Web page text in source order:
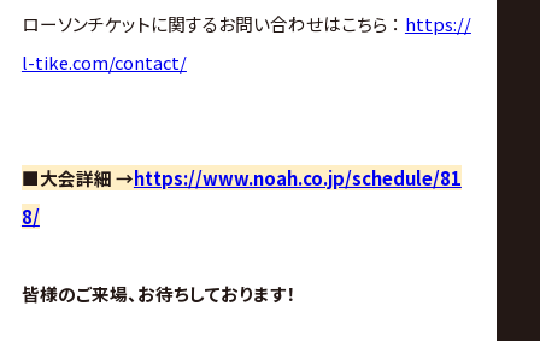
ローソンチケットに関するお問い合わせはこちら ： https://
l-tike.com/contact/
■大会詳細 →https://www.noah.co.jp/schedule/81
8/
皆様のご来場、お待ちしております！